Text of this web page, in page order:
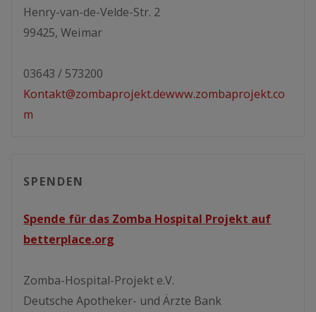
Henry-van-de-Velde-Str. 2
99425, Weimar
03643 / 573200
Kontakt@zombaprojekt.dewww.zombaprojekt.co
m
SPENDEN
Spende für das Zomba Hospital Projekt auf
betterplace.org
Zomba-Hospital-Projekt e.V.
Deutsche Apotheker- und Ärzte Bank